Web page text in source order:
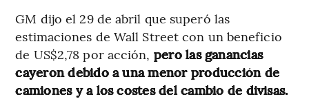
GM dijo el 29 de abril que superó las
estimaciones de Wall Street con un beneficio
de US$2,78 por acción, pero las ganancias
cayeron debido a una menor producción de
camiones y a los costes del cambio de divisas.